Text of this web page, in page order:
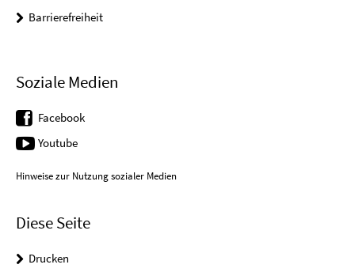
Barrierefreiheit
Soziale Medien
Facebook
Youtube
Hinweise zur Nutzung sozialer Medien
Diese Seite
Drucken